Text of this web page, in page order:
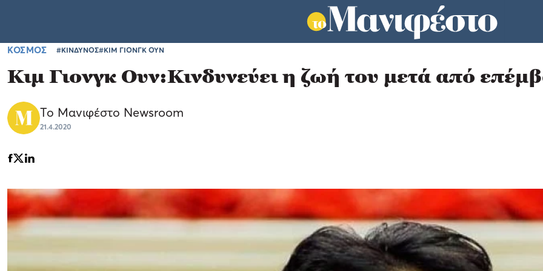
ΚΟΣΜΟΣ #ΚΙΝΔΥΝΟΣ#ΚΙΜ ΓΙΟΝΓΚ ΟΥΝ
Κιμ Γιονγκ Ουν:Κινδυνεύει η ζωή του μετά από
Το Μανιφέστο Newsroom
21.4.2020